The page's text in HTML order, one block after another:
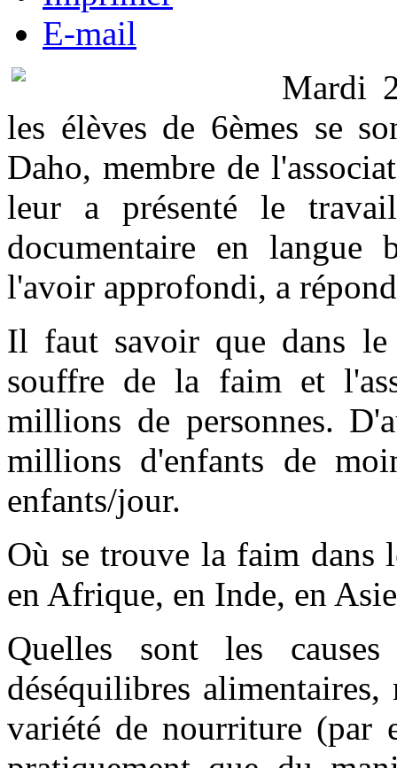
E-mail
Mardi
les élèves de 6èmes se
Daho, membre de
leur a présenté le
documentaire en langue
l'avoir approfondi, a
Il faut savoir que dans
souffre de la faim et
millions de personnes.
millions d'enfants de
enfants/jour.
Où se trouve la faim dans
en Afrique, en Inde, en
Quelles sont les
déséquilibres
variété de nourriture (par